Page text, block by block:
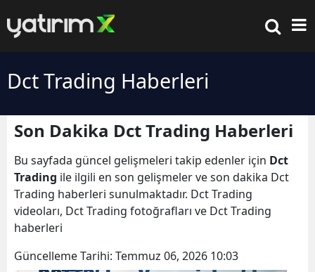
Dct Trading Haberleri
Son Dakika Dct Trading Haberleri
Bu sayfada güncel gelişmeleri takip edenler için Dct
Trading ile ilgili en son gelişmeler ve son dakika Dct
Trading haberleri sunulmaktadır. Dct Trading
videoları, Dct Trading fotoğrafları ve Dct Trading
haberleri
Güncelleme Tarihi: Temmuz 06, 2026 10:03